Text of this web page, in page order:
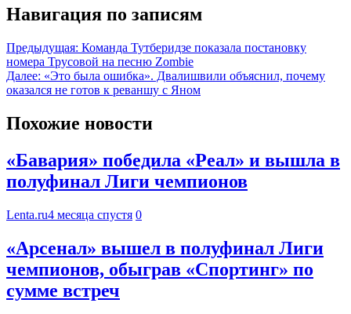
Навигация по записям
Предыдущая: Команда Тутберидзе показала постановку
номера Трусовой на песню Zombie
Далее: «Это была ошибка». Двалишвили объяснил, почему
оказался не готов к реваншу с Яном
Похожие новости
«Бавария» победила «Реал» и вышла в
полуфинал Лиги чемпионов
Lenta.ru4 месяца спустя 0
«Арсенал» вышел в полуфинал Лиги
чемпионов, обыграв «Спортинг» по
сумме встреч